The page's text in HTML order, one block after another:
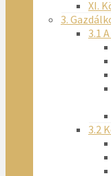
XI.
3.
3.1
3.2